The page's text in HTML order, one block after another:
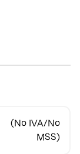
(No IVA/No
MSS)